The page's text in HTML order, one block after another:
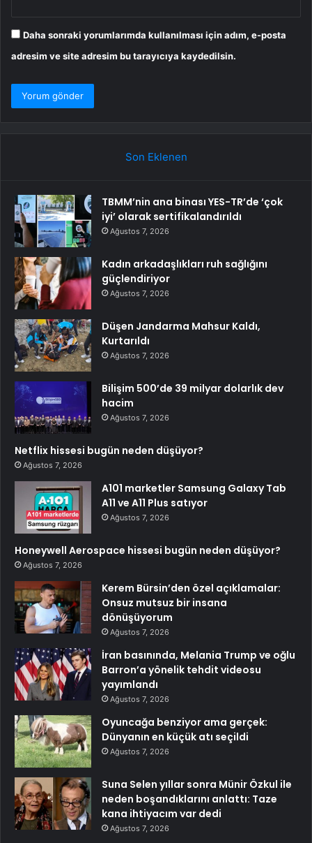
Daha sonraki yorumlarımda kullanılması için adım, e-posta
adresim ve site adresim bu tarayıcıya kaydedilsin.
Son Eklenen
TBMM’nin ana binası YES-TR’de ‘çok
iyi’ olarak sertifikalandırıldı
Ağustos 7, 2026
Kadın arkadaşlıkları ruh sağlığını
güçlendiriyor
Ağustos 7, 2026
Düşen Jandarma Mahsur Kaldı,
Kurtarıldı
Ağustos 7, 2026
Bilişim 500’de 39 milyar dolarlık dev
hacim
Ağustos 7, 2026
Netflix hissesi bugün neden düşüyor?
Ağustos 7, 2026
A101 marketler Samsung Galaxy Tab
A11 ve A11 Plus satıyor
Ağustos 7, 2026
Honeywell Aerospace hissesi bugün neden düşüyor?
Ağustos 7, 2026
Kerem Bürsin’den özel açıklamalar:
Onsuz mutsuz bir insana
dönüşüyorum
Ağustos 7, 2026
İran basınında, Melania Trump ve oğlu
Barron’a yönelik tehdit videosu
yayımlandı
Ağustos 7, 2026
Oyuncağa benziyor ama gerçek:
Dünyanın en küçük atı seçildi
Ağustos 7, 2026
Suna Selen yıllar sonra Münir Özkul ile
neden boşandıklarını anlattı: Taze
kana ihtiyacım var dedi
Ağustos 7, 2026